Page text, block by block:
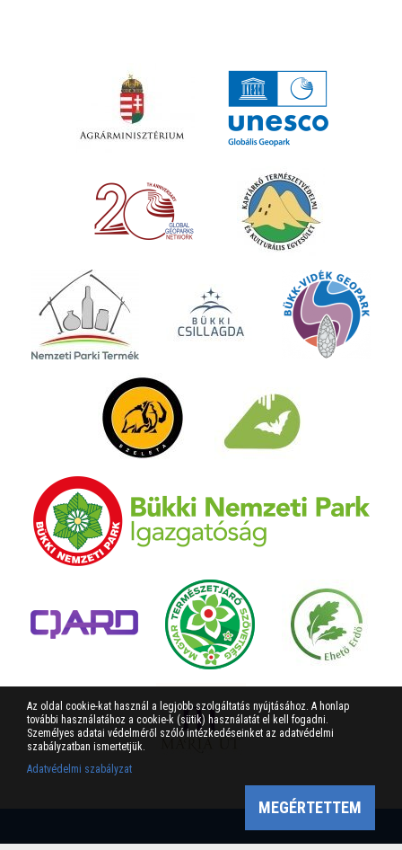
Az oldal cookie-kat használ a legjobb szolgáltatás nyújtásához. A honlap
további használatához a cookie-k (sütik) használatát el kell fogadni.
Személyes adatai védelméről szóló intézkedéseinket az adatvédelmi
szabályzatban ismertetjük.
Adatvédelmi szabályzat
MEGÉRTETTEM